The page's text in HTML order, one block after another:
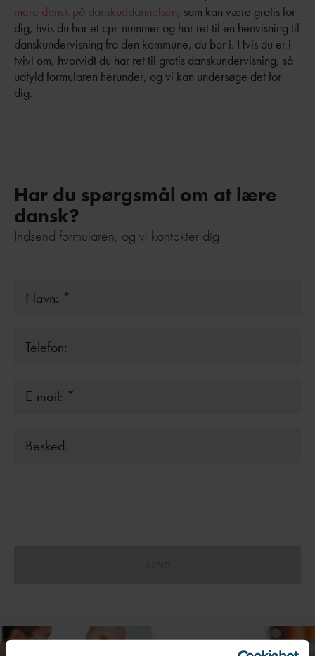
mere dansk på danskuddannelsen, som kan være gratis for
dig, hvis du har et cpr-nummer og har ret til en henvisning til
danskundervisning fra den kommune, du bor i. Hvis du er i
tvivl om, hvorvidt du har ret til gratis danskundervisning, så
udfyld formularen herunder, og vi kan undersøge det for
dig.
Har du spørgsmål om at lære
dansk?
Indsend formularen, og vi kontakter dig